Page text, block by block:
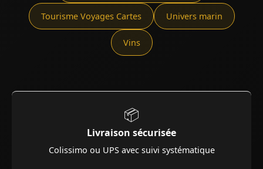
Tourisme Voyages Cartes Univers marin
Vins
📦
Livraison sécurisée
Colissimo ou UPS avec suivi systématique